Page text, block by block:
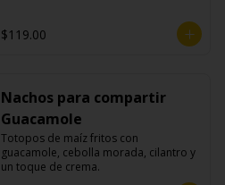
$119.00
Nachos para compartir
Guacamole
Totopos de maíz fritos con
guacamole, cebolla morada, cilantro y
un toque de crema.